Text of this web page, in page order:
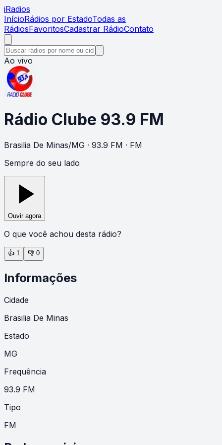
iRadios
InícioRádios por EstadoTodas as
RádiosFavoritosCadastrar RádioContato
Ao vivo
Rádio Clube 93.9 FM
Brasilia De Minas/MG · 93.9 FM · FM
Sempre do seu lado
Ouvir agora
O que você achou desta rádio?
👍 1 👎 0
Informações
Cidade
Brasilia De Minas
Estado
MG
Frequência
93.9 FM
Tipo
FM